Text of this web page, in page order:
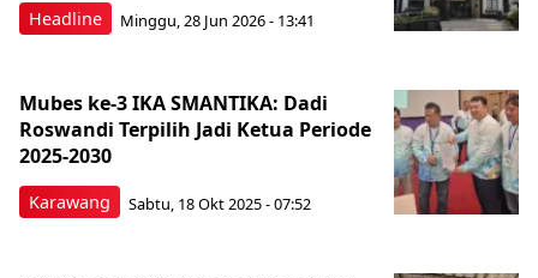
Headline Minggu, 28 Jun 2026 - 13:41
Karawang
Mubes ke-3 IKA SMANTIKA: Dadi
Roswandi Terpilih Jadi Ketua Periode
2025-2030
Sabtu, 18 Okt 2025 - 07:52